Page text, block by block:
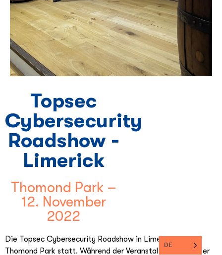
Topsec
Cybersecurity
Roadshow -
Limerick
Thomond Park –
12. November
2022
Die Topsec Cybersecurity Roadshow in Limerick fand im
Thomond Park statt. Während der Veranstaltung gab unser
DE